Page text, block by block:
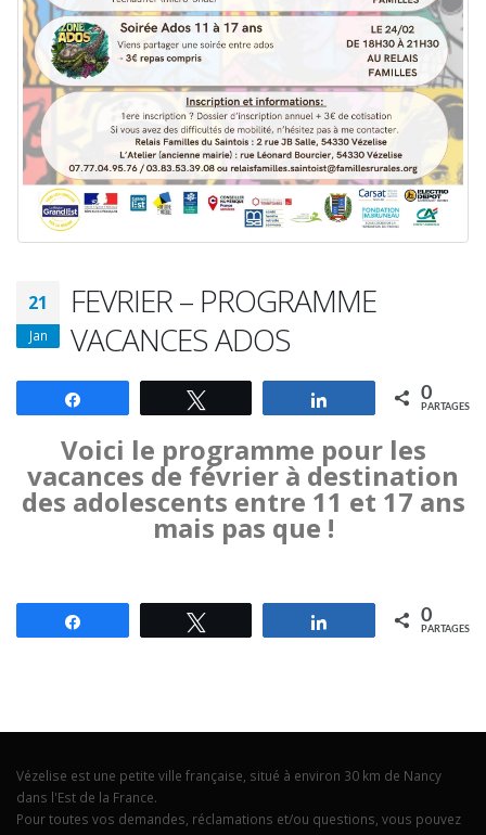
21
Jan
FEVRIER – PROGRAMME
VACANCES ADOS
Partagez 0
PARTAGES
Voici le programme pour les
vacances de février à destination
des adolescents entre 11 et 17 ans
mais pas que !
Partagez 0
PARTAGES
Vézelise est une petite ville française, situé à environ 30 km de Nancy
dans l'Est de la France.
Pour toutes vos demandes, réclamations et/ou questions, vous pouvez